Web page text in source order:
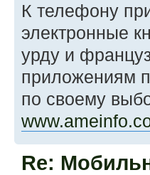
К телефону
электронные
урду и
приложениям
по своему
Re: